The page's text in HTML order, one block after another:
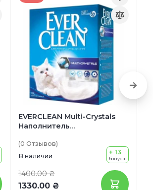
EVERCLEAN Multi-Crystals
Наполнитель
кошачьих туалетов (без
аромата)
(0 Отзывов)
В наличии
1400.00 ₴
1330.00 ₴
+ 13
бонусів